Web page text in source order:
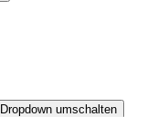
Dropdown umschalten